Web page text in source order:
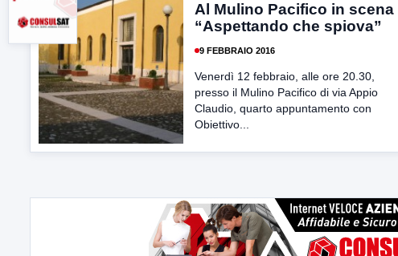
Al Mulino Pacifico in scena
“Aspettando che spiova”
9 FEBBRAIO 2016
Venerdì 12 febbraio, alle ore 20.30,
presso il Mulino Pacifico di via Appio
Claudio, quarto appuntamento con
Obiettivo...